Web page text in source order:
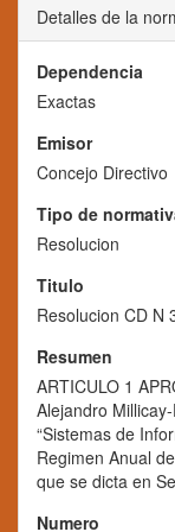
Detalles de la
Dependencia
Exactas
Emisor
Concejo Directivo
Tipo de
Resolucion
Titulo
Resolucion CD N
Resumen
ARTICULO 1
Alejandro
“Sistemas de
Regimen Anual
que se dicta en
Numero